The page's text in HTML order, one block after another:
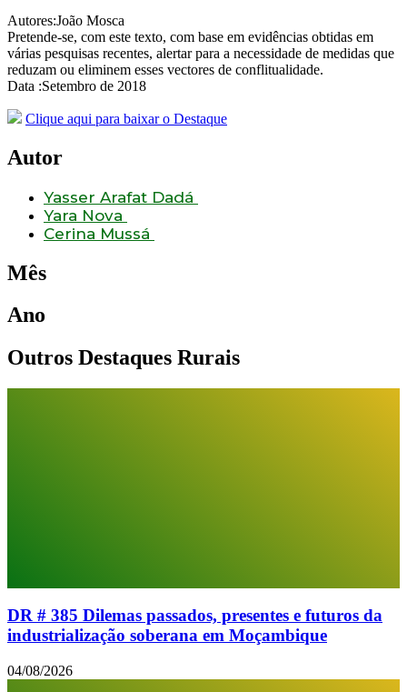
Autores:João Mosca
Pretende-se, com este texto, com base em evidências obtidas em
várias pesquisas recentes, alertar para a necessidade de medidas que
reduzam ou eliminem esses vectores de conflitualidade.
Data :Setembro de 2018
Clique aqui para baixar o Destaque
Autor
Yasser Arafat Dadá
Yara Nova
Cerina Mussá
Mês
Ano
Outros Destaques Rurais
DR # 385 Dilemas passados, presentes e futuros da
industrialização soberana em Moçambique
04/08/2026